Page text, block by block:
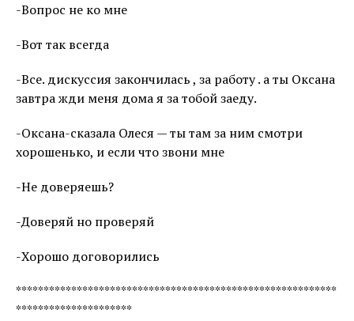
-Вопрос не ко мне
-Вот так всегда
-Все. дискуссия закончилась , за работу . а ты Оксана
завтра жди меня дома я за тобой заеду.
-Оксана-сказала Олеся — ты там за ним смотри
хорошенько, и если что звони мне
-Не доверяешь?
-Доверяй но проверяй
-Хорошо договорились
**********************************************************
*********************